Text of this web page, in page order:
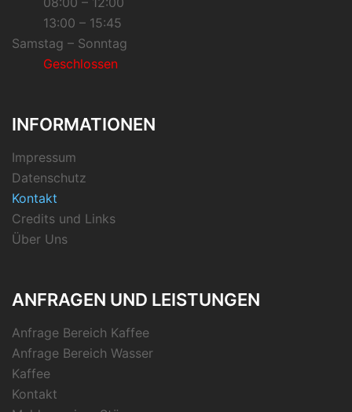
13:00 – 15:45
Samstag – Sonntag
Geschlossen
INFORMATIONEN
Impressum
Datenschutz
Kontakt
Credits und Links
Über Uns
ANFRAGEN UND LEISTUNGEN
Anfrage Bereich Kaffee
Anfrage Bereich Wasser
Kaffee
Kontakt